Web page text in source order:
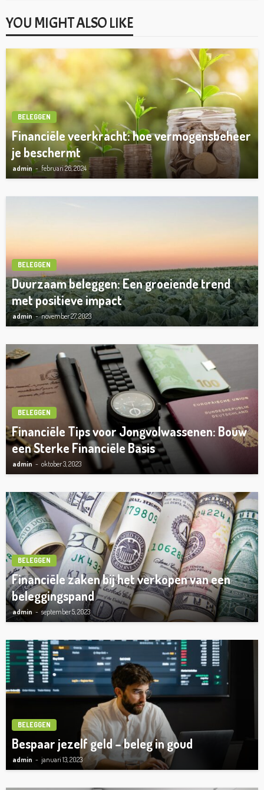
YOU MIGHT ALSO LIKE
BELEGGEN
Financiële veerkracht: hoe vermogensbeheer
je beschermt
admin februari 26, 2024
BELEGGEN
Duurzaam beleggen: Een groeiende trend
met positieve impact
admin november 27, 2023
BELEGGEN
Financiële Tips voor Jongvolwassenen: Bouw
een Sterke Financiële Basis
admin oktober 3, 2023
BELEGGEN
Financiële zaken bij het verkopen van een
beleggingspand
admin september 5, 2023
BELEGGEN
Bespaar jezelf geld – beleg in goud
admin januari 13, 2023